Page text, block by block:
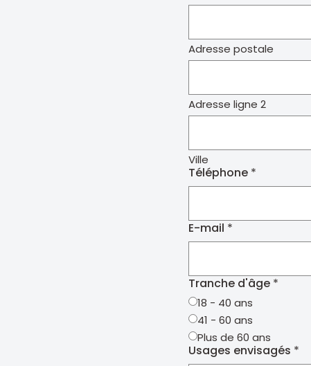
Adresse postale
Adresse ligne 2
Ville
Téléphone
E-mail
Tranche d'âge
18 - 40 ans
41 - 60 ans
Plus de 60 ans
Usages envisagés